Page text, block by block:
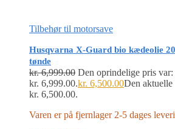
Tilbehør til motorsave
Husqvarna X-Guard bio kædeolie
tønde
kr.6,999.00 Den oprindelige pris var:
kr. 6,999.00.kr. 6,500.00Den aktuelle
kr. 6,500.00.
Varen er på fjernlager 2-5 dages